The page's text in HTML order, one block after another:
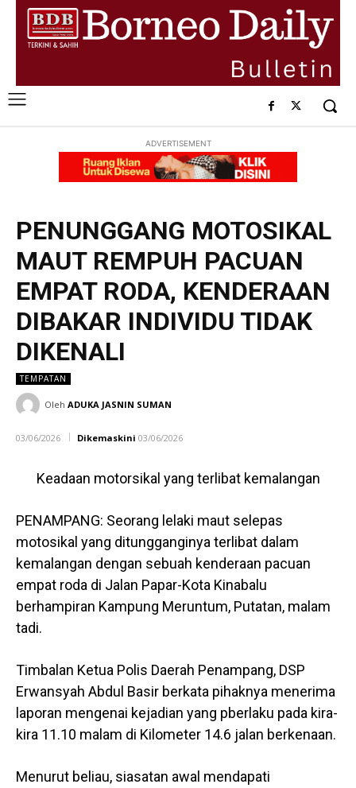
ADVERTISEMENT
PENUNGGANG MOTOSIKAL
MAUT REMPUH PACUAN
EMPAT RODA, KENDERAAN
DIBAKAR INDIVIDU TIDAK
DIKENALI
TEMPATAN
Oleh ADUKA JASNIN SUMAN
03/06/2026 Dikemaskini 03/06/2026
Keadaan motorsikal yang terlibat kemalangan
PENAMPANG: Seorang lelaki maut selepas
motosikal yang ditungganginya terlibat dalam
kemalangan dengan sebuah kenderaan pacuan
empat roda di Jalan Papar-Kota Kinabalu
berhampiran Kampung Meruntum, Putatan, malam
tadi.
Timbalan Ketua Polis Daerah Penampang, DSP
Erwansyah Abdul Basir berkata pihaknya menerima
laporan mengenai kejadian yang pberlaku pada kira-
kira 11.10 malam di Kilometer 14.6 jalan berkenaan.
Menurut beliau, siasatan awal mendapati